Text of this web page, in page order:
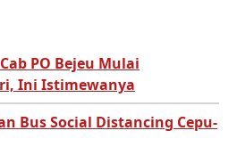
PO Bejeu Mulai
Ini Istimewanya
Bus Social Distancing Cepu-